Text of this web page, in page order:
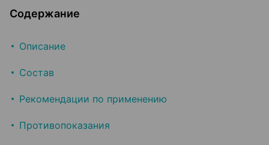
Содержание
Описание
Состав
Рекомендации по применению
Противопоказания